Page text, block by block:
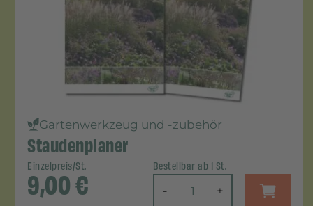
Gartenwerkzeug und -zubehör
Staudenplaner
Einzelpreis/St.
9,00€
Bestellbar ab 1 St.
- +